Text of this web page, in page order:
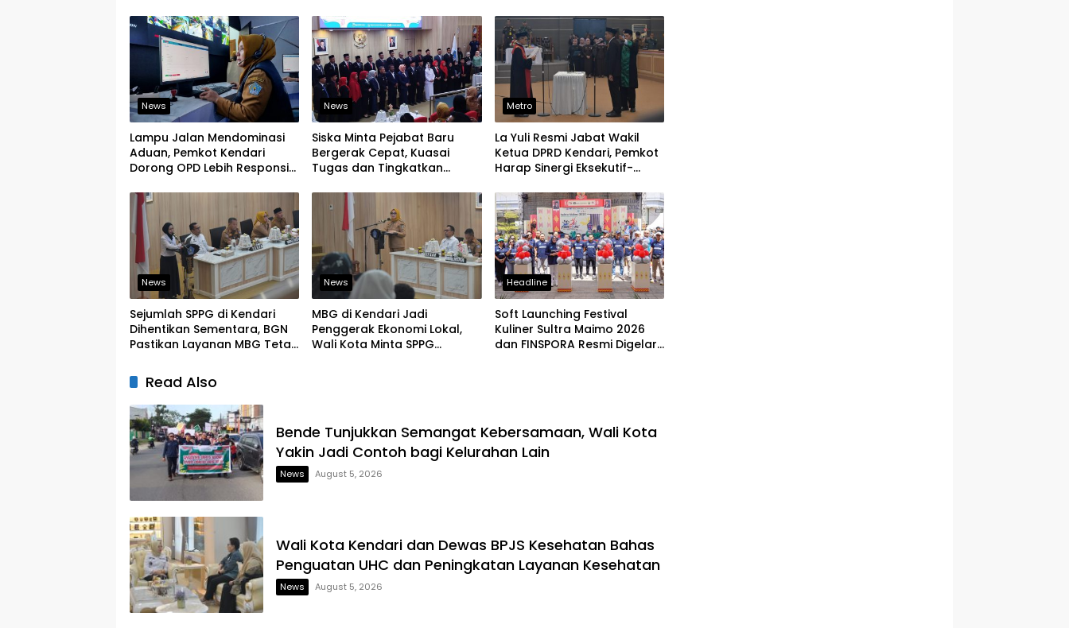
News
Lampu Jalan Mendominasi
Aduan, Pemkot Kendari
Dorong OPD Lebih Responsif
News
Siska Minta Pejabat Baru
Bergerak Cepat, Kuasai
Tugas dan Tingkatkan
Metro
La Yuli Resmi Jabat Wakil
Ketua DPRD Kendari, Pemkot
Harap Sinergi Eksekutif-
News
Sejumlah SPPG di Kendari
Dihentikan Sementara, BGN
Pastikan Layanan MBG Tetap
News
MBG di Kendari Jadi
Penggerak Ekonomi Lokal,
Wali Kota Minta SPPG
Headline
Soft Launching Festival
Kuliner Sultra Maimo 2026
dan FINSPORA Resmi Digelar,
Read Also
Bende Tunjukkan Semangat Kebersamaan, Wali Kota
Yakin Jadi Contoh bagi Kelurahan Lain
News August 5, 2026
Wali Kota Kendari dan Dewas BPJS Kesehatan Bahas
Penguatan UHC dan Peningkatan Layanan Kesehatan
News August 5, 2026